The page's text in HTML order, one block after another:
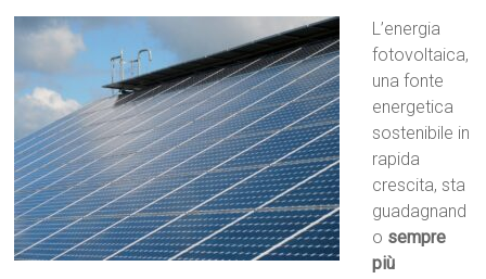
L’energia
fotovoltaica,
una fonte
energetica
sostenibile in
rapida
crescita, sta
guadagnand
o sempre
più